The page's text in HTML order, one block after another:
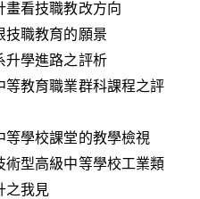
看技職教改方向
職教育的願景
學進路之評析
教育職業群科課程之評
學校課堂的教學檢視
型高級中等學校工業類
之我見